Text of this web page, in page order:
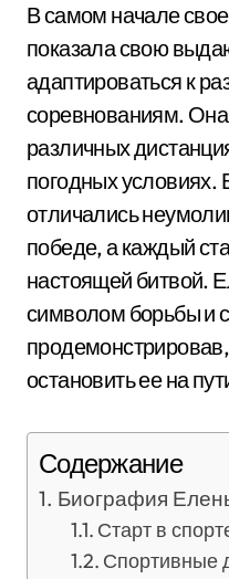
В самом начале
показала свою
адаптироваться к
соревнованиям.
различных
погодных условиях.
отличались
победе, а каждый
настоящей битвой.
символом борьбы и
остановить ее на
Содержание
Биография
Старт в
Спортивные